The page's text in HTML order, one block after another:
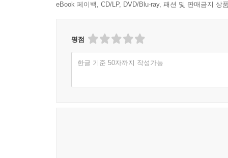
eBook 페이백, CD/LP, DVD/Blu-ray, 패션 및 판매금지 상
평점
한글 기준 50자까지 작성가능